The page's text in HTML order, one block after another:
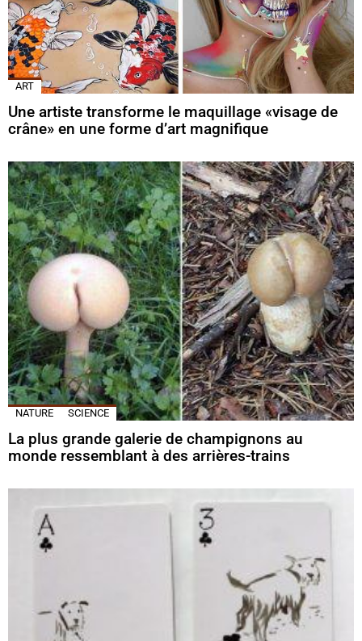
ART
Une artiste transforme le maquillage «visage de
crâne» en une forme d’art magnifique
NATURE SCIENCE
La plus grande galerie de champignons au
monde ressemblant à des arrières-trains